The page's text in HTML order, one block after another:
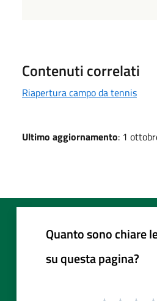
Contenuti correlati
Riapertura campo da tennis
Ultimo aggiornamento: 1
Quanto sono chiare
su questa pagina?